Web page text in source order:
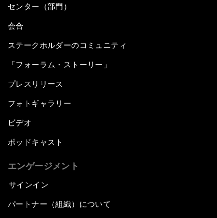
センター（部門）
会合
ステークホルダーのコミュニティ
「フォーラム・ストーリー」
プレスリリース
フォトギャラリー
ビデオ
ポッドキャスト
エンゲージメント
サインイン
パートナー（組織）について